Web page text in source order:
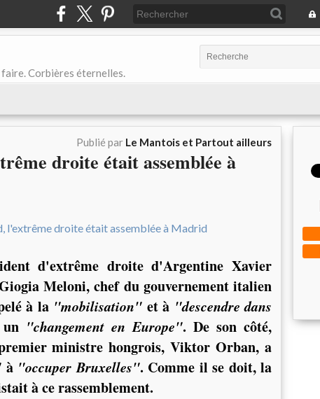
faire. Corbières éternelles.
Publié par Le Mantois et Partout ailleurs
droite était assemblée à
d'extrême droite d'Argentine Xavier
Meloni, chef du gouvernement italien
à la "mobilisation" et à "descendre dans
"changement en Europe". De son côté,
ministre hongrois, Viktor Orban, a
à"occuper Bruxelles". Comme il se doit, la
à ce rassemblement.